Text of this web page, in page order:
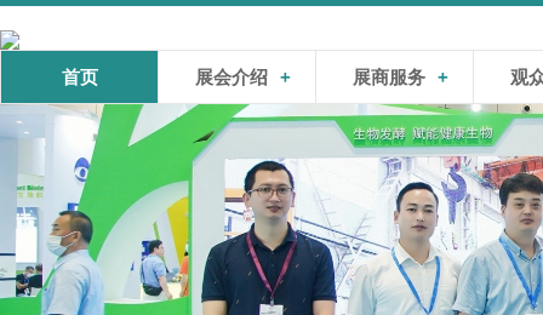
首页 展会介绍 + 展商服务 + 观